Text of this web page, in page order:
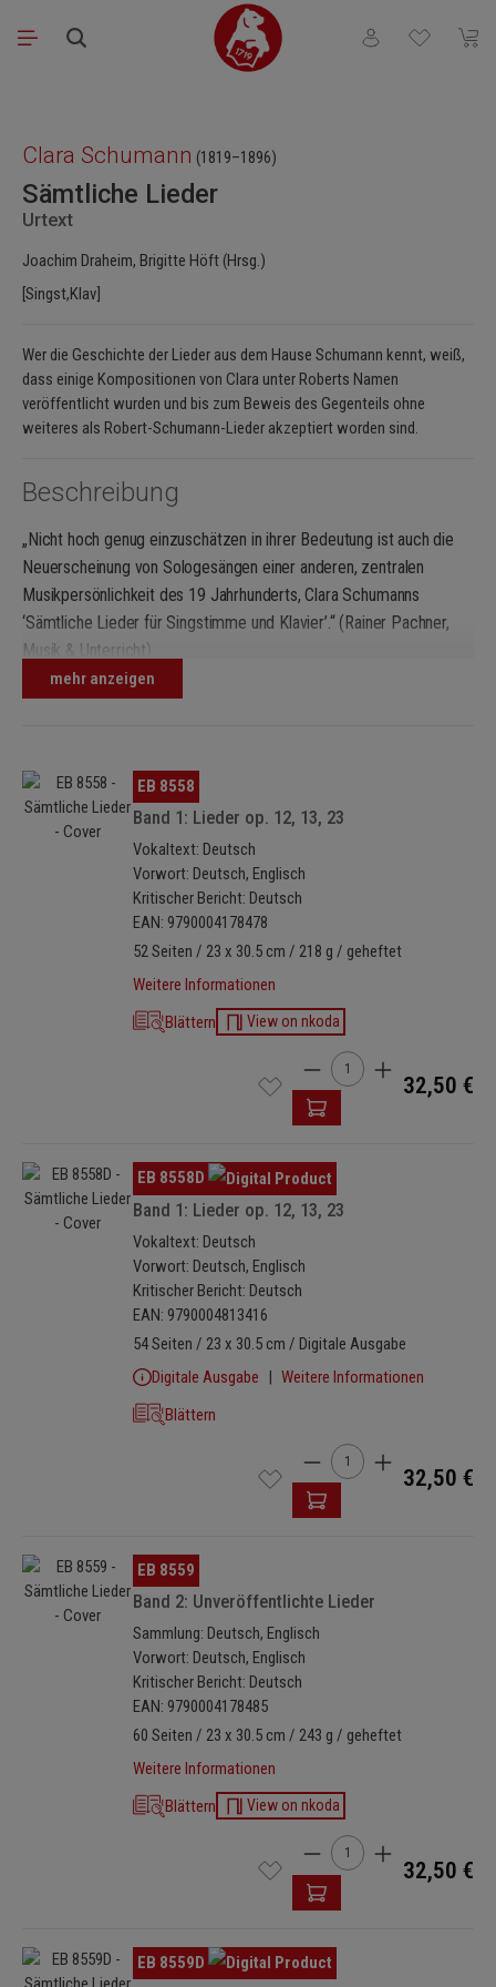
Zum Hauptinhalt springen
Du hast 0
Clara Schumann (1819–1896)
Sämtliche Lieder
Urtext
Joachim Draheim, Brigitte Höft (Hrsg.)
[Singst,Klav]
Wer die Geschichte der Lieder aus dem Hause Schumann kennt, weiß,
dass einige Kompositionen von Clara unter Roberts Namen
veröffentlicht wurden und bis zum Beweis des Gegenteils ohne
weiteres als Robert-Schumann-Lieder akzeptiert worden sind.
Beschreibung
„Nicht hoch genug einzuschätzen in ihrer Bedeutung ist auch die
Neuerscheinung von Sologesängen einer anderen, zentralen
Musikpersönlichkeit des 19 Jahrhunderts, Clara Schumanns
‘Sämtliche Lieder für Singstimme und Klavier’.“ (Rainer Pachner,
Musik & Unterricht)
„Wieder imponiert die fantasiereiche Begabung der Komponistin
ausführliches Vorwort und ein genauer Revisionsbericht geben
wichtige, nützliche Informationen.“ (Das Liebhaberorchester)
mehr anzeigen
Bildergalerie überspringen
EB 8558
Band 1: Lieder op. 12, 13, 23
Vokaltext: Deutsch
Vorwort: Deutsch, Englisch
Kritischer Bericht: Deutsch
EAN: 9790004178478
52 Seiten / 23 x 30.5 cm / 218 g / geheftet
Weitere Informationen
Blättern
View on nkoda
Produkt Anzahl: Gib
32,50 €
Bildergalerie überspringen
EB 8558D
Band 1: Lieder op. 12, 13, 23
Vokaltext: Deutsch
Vorwort: Deutsch, Englisch
Kritischer Bericht: Deutsch
EAN: 9790004813416
54 Seiten / 23 x 30.5 cm / Digitale Ausgabe
Digitale Ausgabe
Weitere Informationen
Blättern
Produkt Anzahl: Gib
32,50 €
Bildergalerie überspringen
EB 8559
Band 2: Unveröffentlichte Lieder
Sammlung: Deutsch, Englisch
Vorwort: Deutsch, Englisch
Kritischer Bericht: Deutsch
EAN: 9790004178485
60 Seiten / 23 x 30.5 cm / 243 g / geheftet
Weitere Informationen
Blättern
View on nkoda
Produkt Anzahl: Gib
32,50 €
Bildergalerie überspringen
EB 8559D